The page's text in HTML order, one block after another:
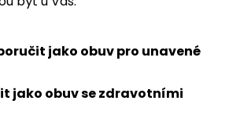
jako obuv pro unavené
jako obuv se zdravotními